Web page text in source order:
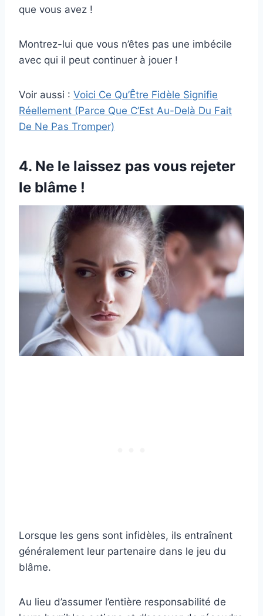
que vous avez !
Montrez-lui que vous n’êtes pas une imbécile
avec qui il peut continuer à jouer !
Voir aussi : Voici Ce Qu’Être Fidèle Signifie
Réellement (Parce Que C’Est Au-Delà Du Fait
De Ne Pas Tromper)
4. Ne le laissez pas vous rejeter
le blâme !
Lorsque les gens sont infidèles, ils entraînent
généralement leur partenaire dans le jeu du
blâme.
Au lieu d’assumer l’entière responsabilité de